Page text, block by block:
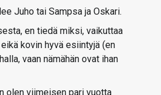
Juho tai Sampsa ja Oskari.
en tiedä miksi, vaikuttaa
kovin hyvä esiintyjä (en
vaan nämähän ovat ihan
olen viimeisen pari vuotta